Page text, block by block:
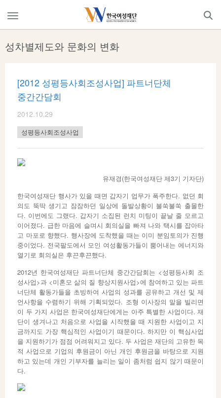
메
뉴
기
성차별제도와 문화의 변화
[2012 성평등사회조성사업] 파트너단체
중간간담회
2012.10.29
성평등사회조성사업
유재경(한국여성재단 제3기 기자단)
한국여성재단 행사가 있을 때면 갑자기 업무가 폭주한다. 없던 회
의도 뚝딱 생기고 잠잠하던 일상에 돌발상황이 불쑥불쑥 출몰한
다. 이번에도 그랬다. 갑자기 소집된 런치 미팅이 끝날 줄 모르고
이어졌다. 급한 마음에 슬며시 회의실을 빠져 나와 택시를 잡아타
고 마포로 향했다. 행사장에 도착했을 때는 이미 분임토의가 진행
중이었다. 전국팔도에서 모인 여성활동가들이 뿜어내는 에너지와
열기로 회의실은 후끈후끈했다.
2012년 한국여성재단 파트너단체 중간간담회는 <성평등사회 조
성사업>과 <미혼모 삶의 질 향상지원사업>에 참여하고 있는 파트
너단체 활동가들을 초빙하여 사업의 성과를 공유하고 개선 및 제
언사항을 수렴하기 위해 기획되었다. 조형 이사장의 말을 빌리면
이 두 가지 사업은 한국여성재단에게는 아주 특별한 사업이다. 재
단이 생겨나고 처음으로 사업을 시작했을 때 지원한 사업이고 지
금까지도 가장 핵심적인 사업이기 때문이다. 하지만 이 핵심사업
을 지원하기가 점점 어려워지고 있다. 두 사업은 재단의 고유한 목
적 사업으로 기업의 후원금이 아닌 개인 후원금을 바탕으로 지원
하고 있는데 개인 기부자를 늘리는 일이 좀처럼 쉽지 않기 때문이
다.